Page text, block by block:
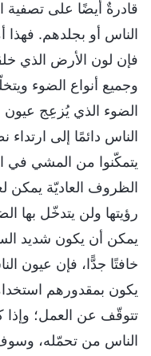
قادرةٌ أيضًا على تصفية
الناس أو بجلدهم. فهذا
فإن لون الأرض الذي
وجميع أنواع الضوء
الضوء الذي يُزعِج عيون
الناس دائمًا إلى
يتمكّنوا من المشي في
الظروف العاديّة يمكن
رؤيتها ولن يتدخّل بها
يمكن أن يكون شديد
خافتًا جدًّا، فإن عيون
يكون بمقدورهم
تتوقّف عن العمل؛
الناس من تحمّله،